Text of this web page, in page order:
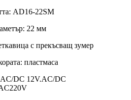
AD16-22SM
22 мм
с прекъсващ зумер
пластмаса
DC 12V.AC/DC